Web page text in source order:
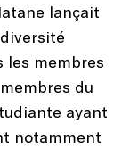
lançait
les membres
du
ayant
notamment